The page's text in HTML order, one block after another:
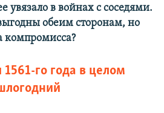
увязало в войнах с соседями.
обеим сторонам, но
компромисса?
го года в целом